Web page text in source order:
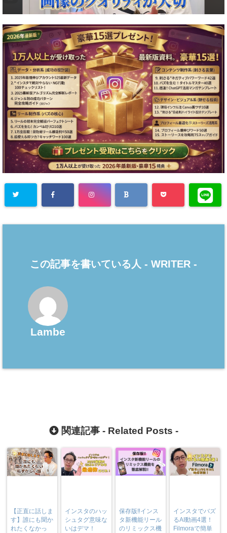
この記事を書いている人 - WRITER -
Lambe
関連記事 - Related Posts -
【正直に話しま
す】誰にも聞か
れたくなかっ
インスタのハッ
シュタグ意味な
いはデマ！
保存版‼︎インス
タ新機能リール
のリミックス機
インスタでバズ
るAI動画4選！
Filmoraで簡単